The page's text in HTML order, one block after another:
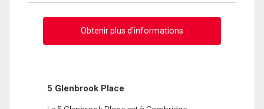
Obtenir plus d'informations
5 Glenbrook Place